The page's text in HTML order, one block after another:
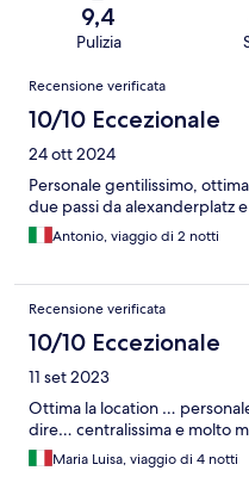
9,4
Pulizia
Recensioni
Recensione verificata
10/10 Eccezionale
24 ott 2024
Personale gentilissimo,
due passi da alexanderplatz
Antonio, viaggio di 2 notti
Recensione verificata
10/10 Eccezionale
11 set 2023
Ottima la location …
dire… centralissima e molto
Maria Luisa, viaggio di 4 notti